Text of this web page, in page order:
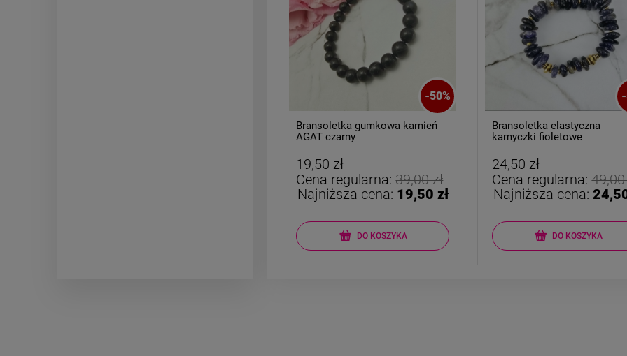
-50%
Bransoletka gumkowa kamień
AGAT czarny
19,50 zł
Cena regularna: 39,00 zł
Najniższa cena: 19,50 zł
DO KOSZYKA
-
Bransoletka elastyczna
kamyczki fioletowe
24,50 zł
Cena regularna:49,00
Najniższa cena:
DO KOSZYKA